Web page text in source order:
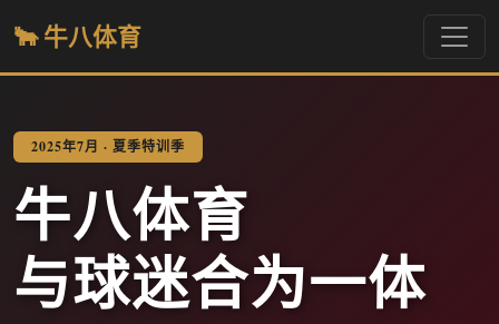
🐂 牛八体育
2025年7月 · 夏季特训季
牛八体育
与球迷合为一体